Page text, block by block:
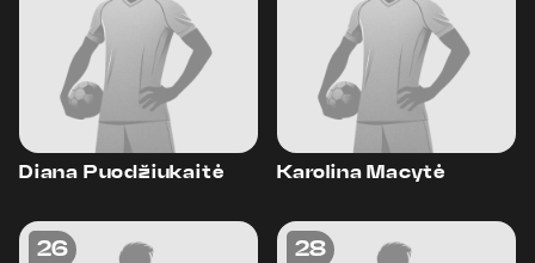
Diana Puodžiukaitė Karolina Macytė
26 28